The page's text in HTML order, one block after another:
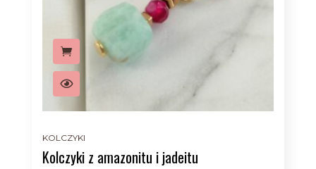
KOLCZYKI
Kolczyki z amazonitu i jadeitu